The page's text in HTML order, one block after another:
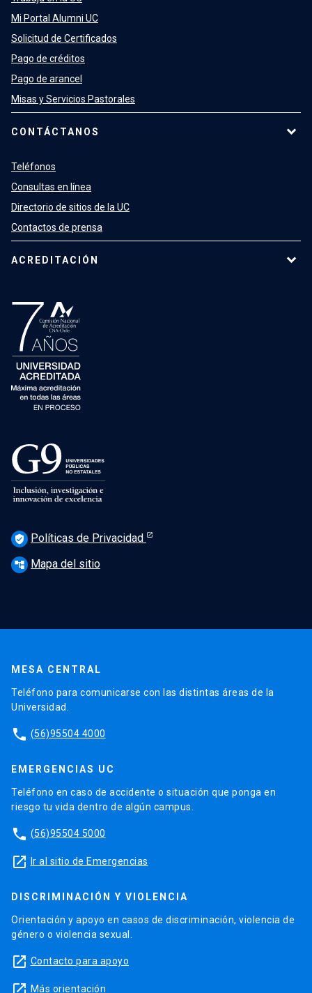
Mi Portal Alumni UC
Solicitud de Certificados
Pago de créditos
Pago de arancel
Misas y Servicios Pastorales
CONTÁCTANOS
Teléfonos
Consultas en línea
Directorio de sitios de la UC
Contactos de prensa
ACREDITACIÓN
verified_user Políticas de Privacidad
account_tree Mapa del sitio
MESA CENTRAL
Teléfono para comunicarse con las distintas áreas de la
Universidad.
phone (56)95504 4000
EMERGENCIAS UC
Teléfono en caso de accidente o situación que ponga en
riesgo tu vida dentro de algún campus.
phone (56)95504 5000
launch Ir al sitio de Emergencias
DISCRIMINACIÓN Y VIOLENCIA
Orientación y apoyo en casos de discriminación, violencia de
género o violencia sexual.
launch Contacto para apoyo
launch Más orientación